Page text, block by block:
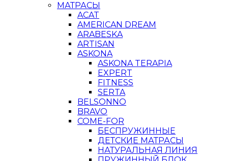
МАТРАСЫ
ACAT
AMERICAN DREAM
ARABESKA
ARTISAN
ASKONA
ASKONA TERAPIA
EXPERT
FITNESS
SERTA
BELSONNO
BRAVO
COME-FOR
БЕСПРУЖИННЫЕ
ДЕТСКИЕ МАТРАСЫ
НАТУРАЛЬНАЯ ЛИНИЯ